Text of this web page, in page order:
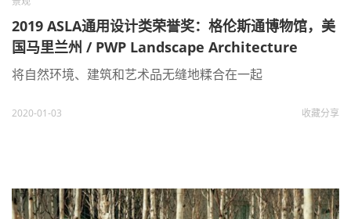
2019 ASLA通用设计类荣誉奖：格伦斯通博物馆，美
国马里兰州 / PWP Landscape Architecture
将自然环境、建筑和艺术品无缝地糅合在一起
2020-01-03 收藏分享